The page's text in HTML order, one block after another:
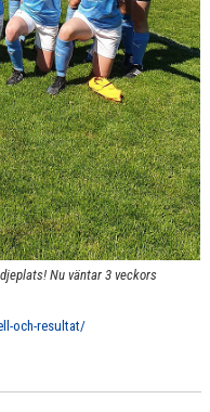
Nu väntar 3 veckors
och-resultat/